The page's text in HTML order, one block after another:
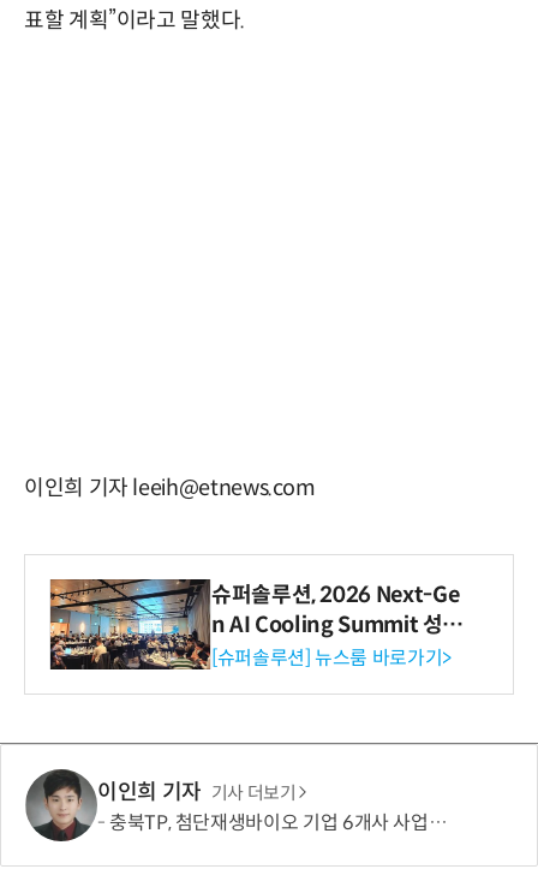
표할 계획”이라고 말했다.
이인희 기자 leeih@etnews.com
슈퍼솔루션, 2026 Next-Ge
n AI Cooling Summit 성황
리 성료
[슈퍼솔루션] 뉴스룸 바로가기>
이인희 기자 기사 더보기
충북TP, 첨단재생바이오 기업 6개사 사업화 본격 지원